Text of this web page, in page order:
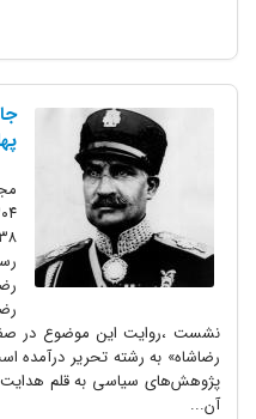
رضاشاه» به رشته تحریر درآمده
پژوهش‌های سیاسی به قلم
آن...